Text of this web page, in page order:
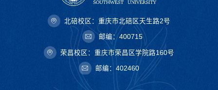
北碚校区：重庆市北碚区天生路2号
邮编：400715
荣昌校区：重庆市荣昌区学院路160号
邮编：402460